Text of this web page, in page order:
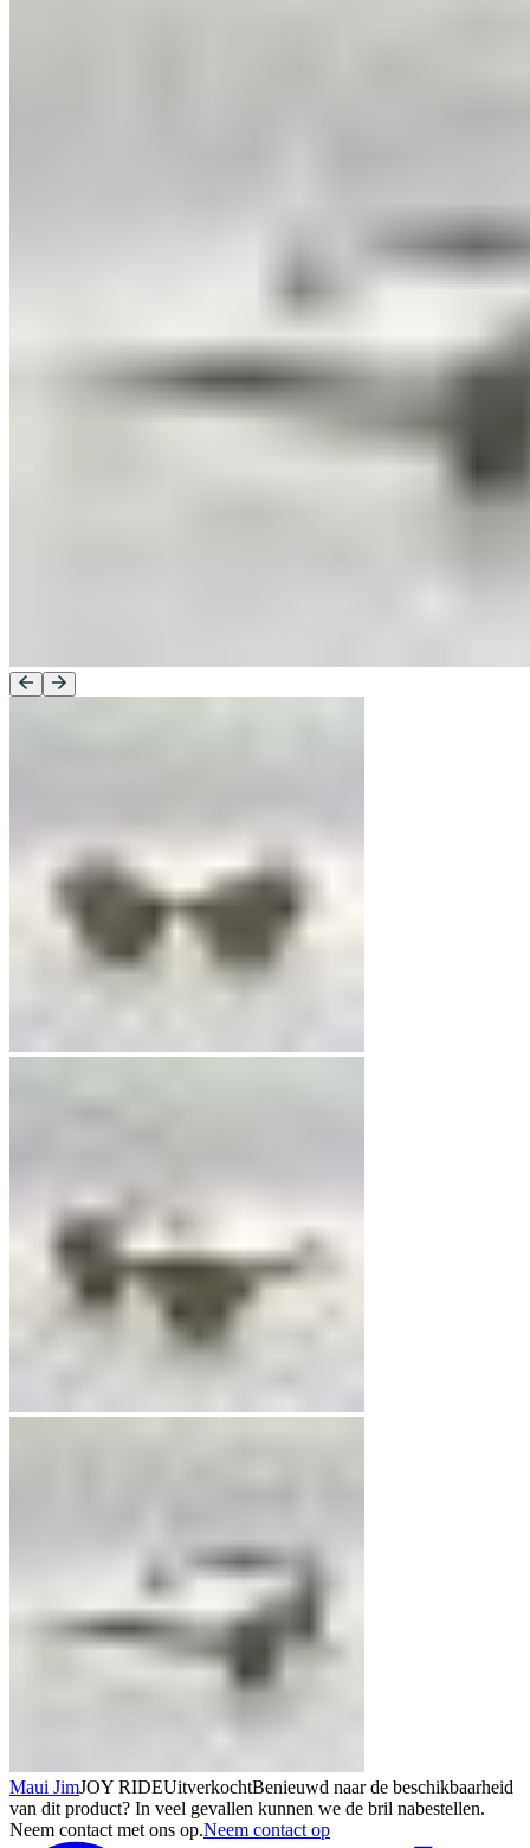
Maui JimJOY RIDEUitverkochtBenieuwd naar de beschikbaarheid
van dit product? In veel gevallen kunnen we de bril nabestellen.
Neem contact met ons op.Neem contact op